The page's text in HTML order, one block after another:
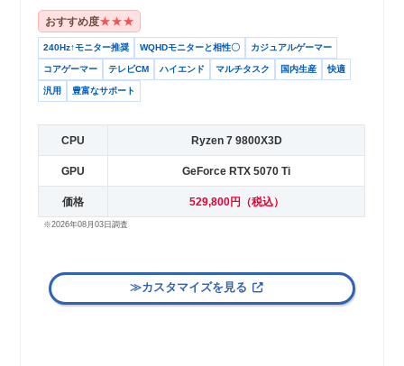
おすすめ度★★★
240Hz↑モニター推奨 WQHDモニターと相性〇 カジュアルゲーマー
コアゲーマー テレビCM ハイエンド マルチタスク 国内生産 快適
汎用 豊富なサポート
CPU Ryzen 7 9800X3D
GPU GeForce RTX 5070 Ti
価格 529,800円（税込）
※2026年08月03日調査
≫カスタマイズを見る